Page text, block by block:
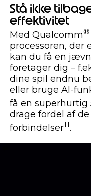
Stå ikke
effektivitet
Med Qualcomm®
processoren, der
kan du få en
foretager dig –
dine spil endnu
eller bruge AI-
få en superhurtig
drage fordel af
forbindelser11.